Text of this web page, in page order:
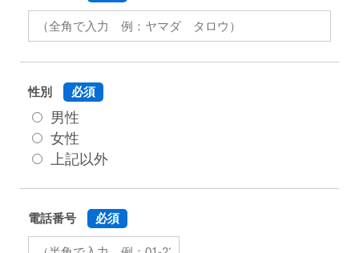
性別 必須
男性
女性
上記以外
電話番号 必須